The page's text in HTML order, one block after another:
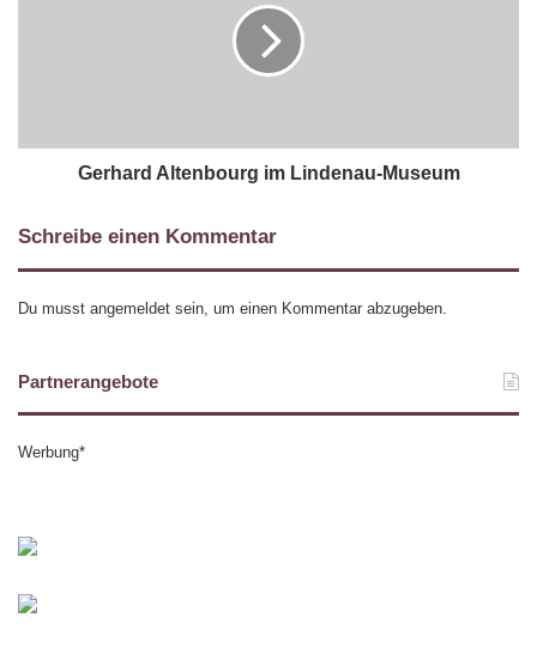
Gerhard Altenbourg im Lindenau-Museum
Schreibe einen Kommentar
Du musst angemeldet sein, um einen Kommentar abzugeben.
Partnerangebote
Werbung*